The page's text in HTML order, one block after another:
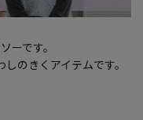
ーです。
のきくアイテムです。